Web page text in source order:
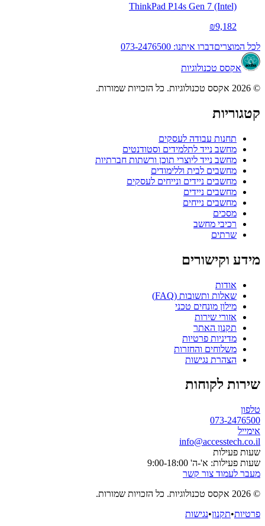
ThinkPad P14s Gen 7 (Intel)
₪9,182
לכל המוצריםדברו איתנו: 073-2476500
אקסס טכנולוגיות
© 2026 אקסס טכנולוגיות. כל הזכויות שמורות.
קטגוריות
תחנות עבודה לעסקים
מחשב נייד לתלמידים וסטודנטים
מחשב נייד ליוצרי תוכן ורשתות חברתיות
מחשבים לבית וללימודים
מחשבים ניידים ונייחים לעסקים
מחשבים ניידים
מחשבים נייחים
מסכים
רכיבי מחשב
שרתים
מידע וקישורים
אודות
שאלות ותשובות (FAQ)
מילון מונחים טכני
אזורי שירות
תקנון האתר
מדיניות פרטיות
משלוחים והחזרות
הצהרת נגישות
שירות לקוחות
טלפון
073-2476500
אימייל
info@accesstech.co.il
שעות פעילות
שעות פעילות: א'-ה' 9:00-18:00
מעבר לעמוד צור קשר
© 2026 אקסס טכנולוגיות. כל הזכויות שמורות.
פרטיות•תקנון•נגישות